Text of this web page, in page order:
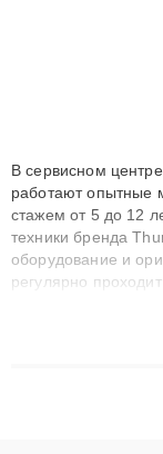
В сервисном
работают опытные
стажем от 5 до 12
техники бренда
оборудование и
регулярно
технику с